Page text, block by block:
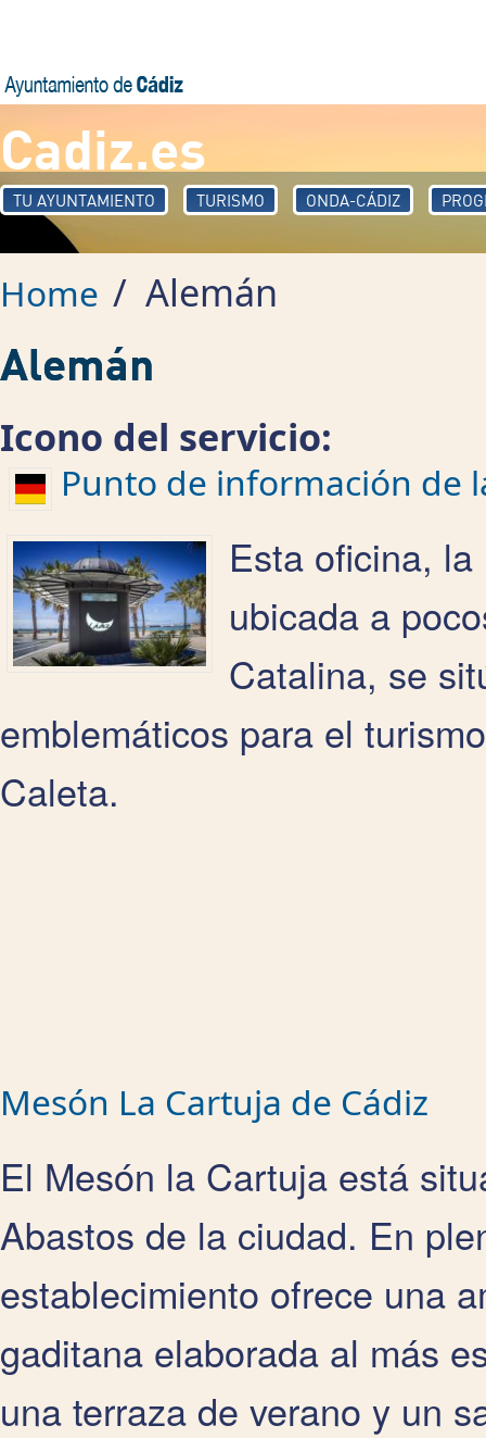
Cadiz.es
TU AYUNTAMIENTO TURISMO ONDA-CÁDIZ
Home / Alemán
Alemán
Icono del servicio:
Punto de información de
Esta oficina,
ubicada a
Catalina, se
emblemáticos para el
Caleta.
Mesón La Cartuja de Cádiz
El Mesón la Cartuja está
Abastos de la ciudad. En
establecimiento ofrece una
gaditana elaborada al más
una terraza de verano y un